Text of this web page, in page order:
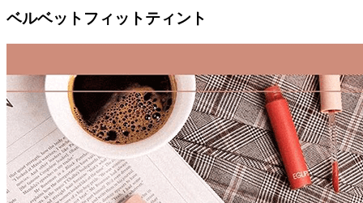
ベルベットフィットティント